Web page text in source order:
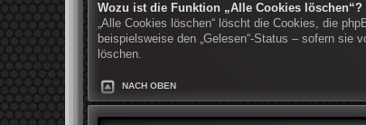
Wozu ist die Funktion „Alle Cookies löschen“?
„Alle Cookies löschen“ löscht die Cookies, die
beispielsweise den „Gelesen“-Status – sofern sie
löschen.
NACH OBEN